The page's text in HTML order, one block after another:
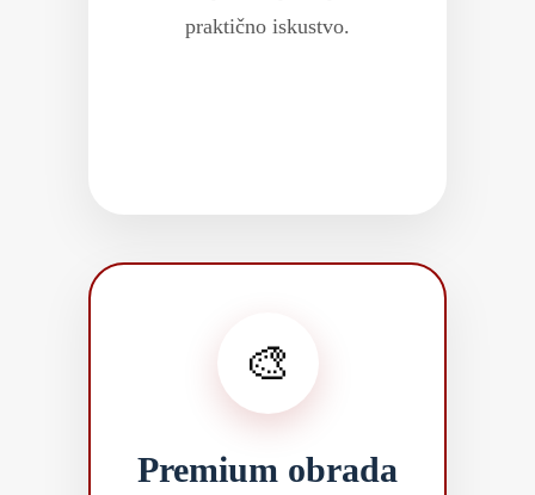
praktično iskustvo.
🎨
Premium obrada